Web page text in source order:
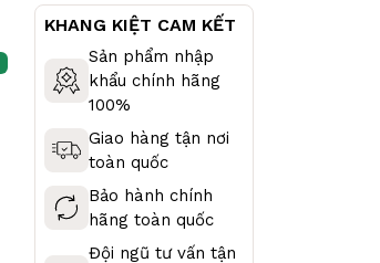
KHANG KIỆT CAM KẾT
Sản phẩm nhập
khẩu chính hãng
100%
Giao hàng tận nơi
toàn quốc
Bảo hành chính
hãng toàn quốc
Đội ngũ tư vấn tận